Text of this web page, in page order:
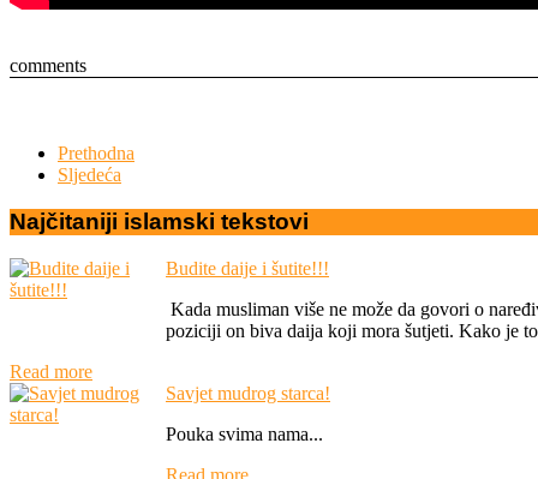
comments
Prethodna
Sljedeća
Najčitaniji islamski tekstovi
Budite daije i šutite!!!
Kada musliman više ne može da govori o
poziciji on biva daija koji mora šutjeti. Kako je
Read more
Savjet mudrog starca!
Pouka svima nama...
Read more